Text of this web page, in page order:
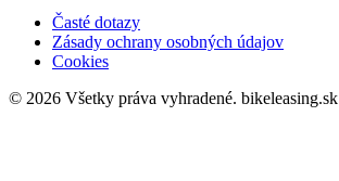
Časté dotazy
Zásady ochrany osobných údajov
Cookies
© 2026 Všetky práva vyhradené. bikeleasing.sk